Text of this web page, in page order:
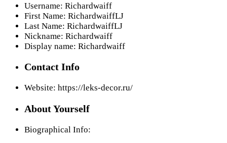
Username: Richardwaiff
First Name: RichardwaiffLJ
Last Name: RichardwaiffLJ
Nickname: Richardwaiff
Display name: Richardwaiff
Contact Info
Website: https://leks-decor.ru/
About Yourself
Biographical Info: